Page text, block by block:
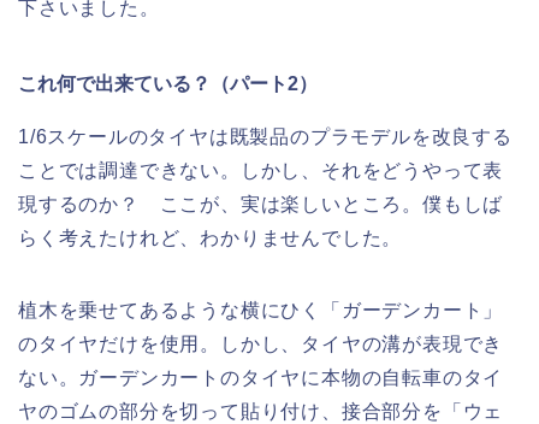
下さいました。
これ何で出来ている？（パート2）
1/6スケールのタイヤは既製品のプラモデルを改良する
ことでは調達できない。しかし、それをどうやって表
現するのか？ ここが、実は楽しいところ。僕もしば
らく考えたけれど、わかりませんでした。
植木を乗せてあるような横にひく「ガーデンカート」
のタイヤだけを使用。しかし、タイヤの溝が表現でき
ない。ガーデンカートのタイヤに本物の自転車のタイ
ヤのゴムの部分を切って貼り付け、接合部分を「ウェ